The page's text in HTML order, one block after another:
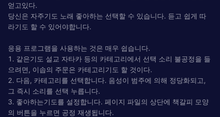
얻고있다.
당신은 자주기도 노래 좋아하는 선택할 수 있습니다. 듣고 쉽게 따
라기도 할 수 있어야합니다.
응용 프로그램을 사용하는 것은 매우 쉽습니다.
1. 같은기도 설교 자타카 등의 카테고리에서 선택 소리 불공정을 들
으려면, 이솝의 주문은 카테고리기도 할 것이다.
2. 다음, 카테고리를 선택합니다. 음성이 범주에 의해 정당화되고,
그 즉시 소리를 선택 누릅니다.
3. 좋아하는기도를 설정합니다. 페이지 파일의 상단에 책갈피 모양
의 버튼을 누르면 공정 재생됩니다.